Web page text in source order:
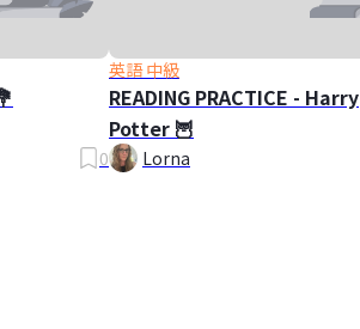
0
英語 中級
READING PRACTICE - Harry
Potter 🦉
Lorna